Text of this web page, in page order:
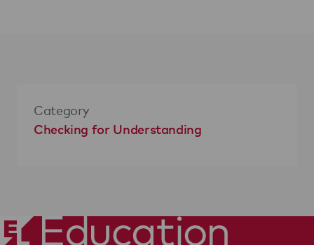
Category
Checking for Understanding